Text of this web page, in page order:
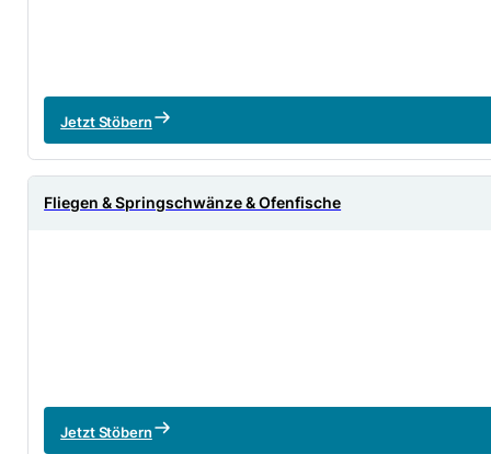
Jetzt Stöbern
Fliegen & Springschwänze & Ofenfische
Jetzt Stöbern